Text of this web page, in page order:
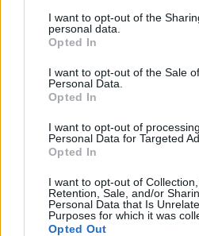
a este sitio y haciendo clic en el
parte inferior de la página web.
Please note that this website/app
services and may gather and
not limited to your visit or usage
use your data for below specified
consent section.
I want to opt-out of the
personal data.
Opted In
I want to opt-out of the Sale
Personal Data.
Opted In
I want to opt-out of
Personal Data for Targeted
Opted In
I want to opt-out of Collection,
Retention, Sale, and/or
Personal Data that Is
Purposes for which it was
Opted Out